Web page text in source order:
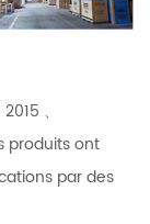
、
produits ont
par des